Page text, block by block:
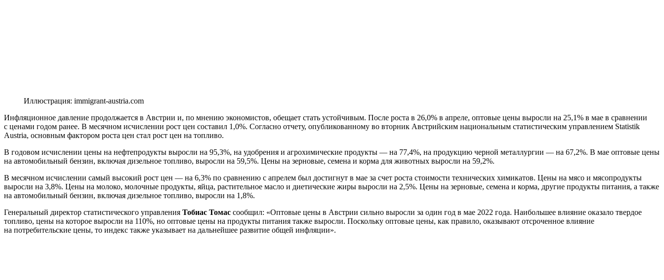
Иллюстрация: immigrant-austria.com
Инфляционное давление продолжается в Австрии и, по мнению экономистов, обещает стать устойчивым. После роста в 26,0% в апреле, оптовые цены выросли на 25,1% в мае в сравнении
с ценами годом ранее. В месячном исчислении рост цен составил 1,0%. Согласно отчету, опубликованному во вторник Австрийским национальным статистическим управлением Statistik
Austria, основным фактором роста цен стал рост цен на топливо.
В годовом исчислении цены на нефтепродукты выросли на 95,3%, на удобрения и агрохимические продукты — на 77,4%, на продукцию черной металлургии — на 67,2%. В мае оптовые цены
на автомобильный бензин, включая дизельное топливо, выросли на 59,5%. Цены на зерновые, семена и корма для животных выросли на 59,2%.
В месячном исчислении самый высокий рост цен — на 6,3% по сравнению с апрелем был достигнут в мае за счет роста стоимости технических химикатов. Цены на мясо и мясопродукты
выросли на 3,8%. Цены на молоко, молочные продукты, яйца, растительное масло и диетические жиры выросли на 2,5%. Цены на зерновые, семена и корма, другие продукты питания, а также
на автомобильный бензин, включая дизельное топливо, выросли на 1,8%.
Генеральный директор статистического управления Тобиас Томас сообщил: «Оптовые цены в Австрии сильно выросли за один год в мае 2022 года. Наибольшее влияние оказало твердое
топливо, цены на которое выросли на 110%, но оптовые цены на продукты питания также выросли. Поскольку оптовые цены, как правило, оказывают отсроченное влияние
на потребительские цены, то индекс также указывает на дальнейшее развитие общей инфляции».